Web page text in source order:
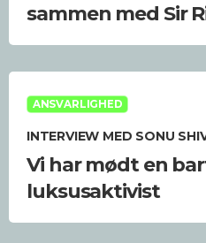
sammen med Sir
ANSVARLIGHED
INTERVIEW MED SONU
Vi har mødt en
luksusaktivist